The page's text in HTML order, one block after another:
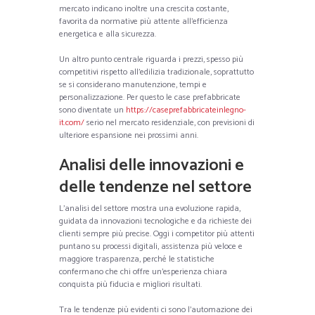
mercato indicano inoltre una crescita costante,
favorita da normative più attente all’efficienza
energetica e alla sicurezza.
Un altro punto centrale riguarda i prezzi, spesso più
competitivi rispetto all’edilizia tradizionale, soprattutto
se si considerano manutenzione, tempi e
personalizzazione. Per questo le case prefabbricate
sono diventate un https://caseprefabbricateinlegno-
it.com/serio nel mercato residenziale, con previsioni di
ulteriore espansione nei prossimi anni.
Analisi delle innovazioni e
delle tendenze nel settore
L’analisi del settore mostra una evoluzione rapida,
guidata da innovazioni tecnologiche e da richieste dei
clienti sempre più precise. Oggi i competitor più attenti
puntano su processi digitali, assistenza più veloce e
maggiore trasparenza, perché le statistiche
confermano che chi offre un’esperienza chiara
conquista più fiducia e migliori risultati.
Tra le tendenze più evidenti ci sono l’automazione dei